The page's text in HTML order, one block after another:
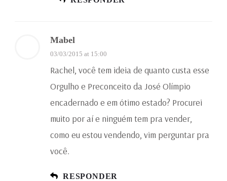
Mabel
03/03/2015 at 15:00
Rachel, você tem ideia de quanto custa esse
Orgulho e Preconceito da José Olímpio
encadernado e em ótimo estado? Procurei
muito por aí e ninguém tem pra vender,
como eu estou vendendo, vim perguntar pra
você.
RESPONDER